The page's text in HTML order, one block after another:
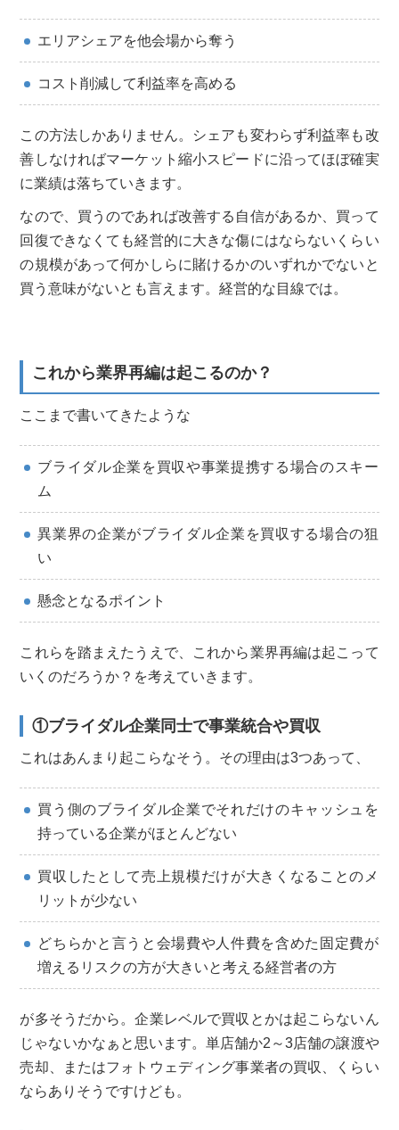
エリアシェアを他会場から奪う
コスト削減して利益率を高める
この方法しかありません。シェアも変わらず利益率も改
善しなければマーケット縮小スピードに沿ってほぼ確実
に業績は落ちていきます。
なので、買うのであれば改善する自信があるか、買って
回復できなくても経営的に大きな傷にはならないくらい
の規模があって何かしらに賭けるかのいずれかでないと
買う意味がないとも言えます。経営的な目線では。
これから業界再編は起こるのか？
ここまで書いてきたような
ブライダル企業を買収や事業提携する場合のスキー
ム
異業界の企業がブライダル企業を買収する場合の狙
い
懸念となるポイント
これらを踏まえたうえで、これから業界再編は起こって
いくのだろうか？を考えていきます。
①ブライダル企業同士で事業統合や買収
これはあんまり起こらなそう。その理由は3つあって、
買う側のブライダル企業でそれだけのキャッシュを
持っている企業がほとんどない
買収したとして売上規模だけが大きくなることのメ
リットが少ない
どちらかと言うと会場費や人件費を含めた固定費が
増えるリスクの方が大きいと考える経営者の方
が多そうだから。企業レベルで買収とかは起こらないん
じゃないかなぁと思います。単店舗か2～3店舗の譲渡や
売却、またはフォトウェディング事業者の買収、くらい
ならありそうですけども。